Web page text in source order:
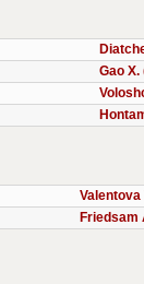
Gao X.
Valentova
Friedsam